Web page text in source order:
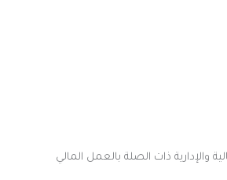
والإدارية ذات الصلة بالعمل المالي